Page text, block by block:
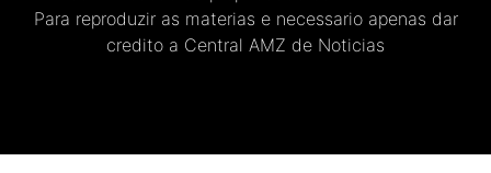
Para reproduzir as materias e necessario apenas dar
credito a Central AMZ de Noticias